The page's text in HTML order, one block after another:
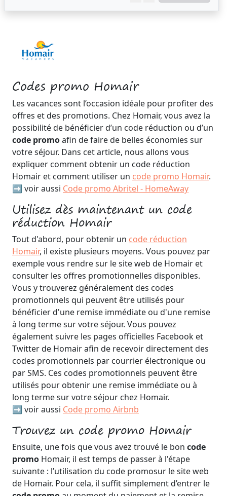
Codes promo Homair
Les vacances sont l’occasion idéale pour profiter des
offres et des promotions. Chez Homair, vous avez la
possibilité de bénéficier d’un code réduction ou d’un
code promoafin de faire de belles économies sur
votre séjour. Dans cet article, nous allons vous
expliquer comment obtenir un code réduction
Homair et comment utiliser un code promo Homair.
➡️ voir aussi Code promo Abritel - HomeAway
Utilisez dès maintenant un code
réduction Homair
Tout d'abord, pour obtenir un code réduction
Homair, il existe plusieurs moyens. Vous pouvez par
exemple vous rendre sur le site web de Homair et
consulter les offres promotionnelles disponibles.
Vous y trouverez généralement des codes
promotionnels qui peuvent être utilisés pour
bénéficier d'une remise immédiate ou d'une remise
à long terme sur votre séjour. Vous pouvez
également suivre les pages officielles Facebook et
Twitter de Homair afin de recevoir directement des
codes promotionnels par courrier électronique ou
par SMS. Ces codes promotionnels peuvent être
utilisés pour obtenir une remise immédiate ou à
long terme sur votre séjour chez Homair.
➡️ voir aussi Code promo Airbnb
Trouvez un code promo Homair
Ensuite, une fois que vous avez trouvé le bon code
promo Homair, il est temps de passer à l'étape
suivante : l’utilisation du code promosur le site web
de Homair. Pour cela, il suffit simplement d’entrer le